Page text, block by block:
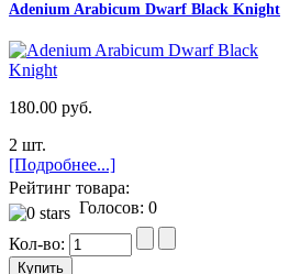
Adenium Arabicum Dwarf Black Knight
180.00 руб.
2 шт.
[Подробнее...]
Рейтинг товара:
Голосов: 0
Кол-во: